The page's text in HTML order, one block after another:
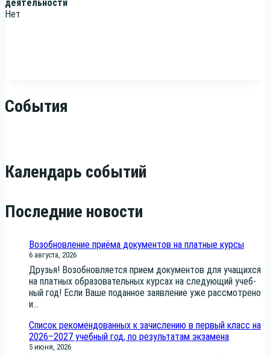
деятельности
Нет
События
Календарь событий
Последние новости
Возобновление приёма документов на платные курсы
6 августа, 2026
Дру­зья! Воз­об­нов­ля­ет­ся при­ем доку­мен­тов для уча­щих­ся
на плат­ных обра­зо­ва­тель­ных кур­сах на сле­ду­ю­щий учеб­
ный год! Если Ваше подан­ное заяв­ле­ние уже рас­смот­ре­но
и...
Список рекомендованных к зачислению в первый класс на
2026–2027 учебный год, по результатам экзамена
5 июня, 2026